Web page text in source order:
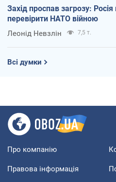
Захід проспав загрозу:
перевірити НАТО війною
Леонід Невзлін 7,5 т.
Всі думки
Про компанію
Правова інформація